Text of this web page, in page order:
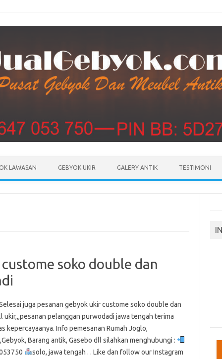
LAWASAN GEBYOK UKIR GALERY ANTIK TESTIMONI
soko double dan
juga pesanan gebyok ukir custome soko double dan
ukir,,,pesanan pelanggan purwodadi jawa tengah terima
kepercayaanya. Info pemesanan Rumah Joglo,
Barang antik, Gasebo dll silahkan menghubungi :
solo, jawa tengah . . Like dan follow our Instagram